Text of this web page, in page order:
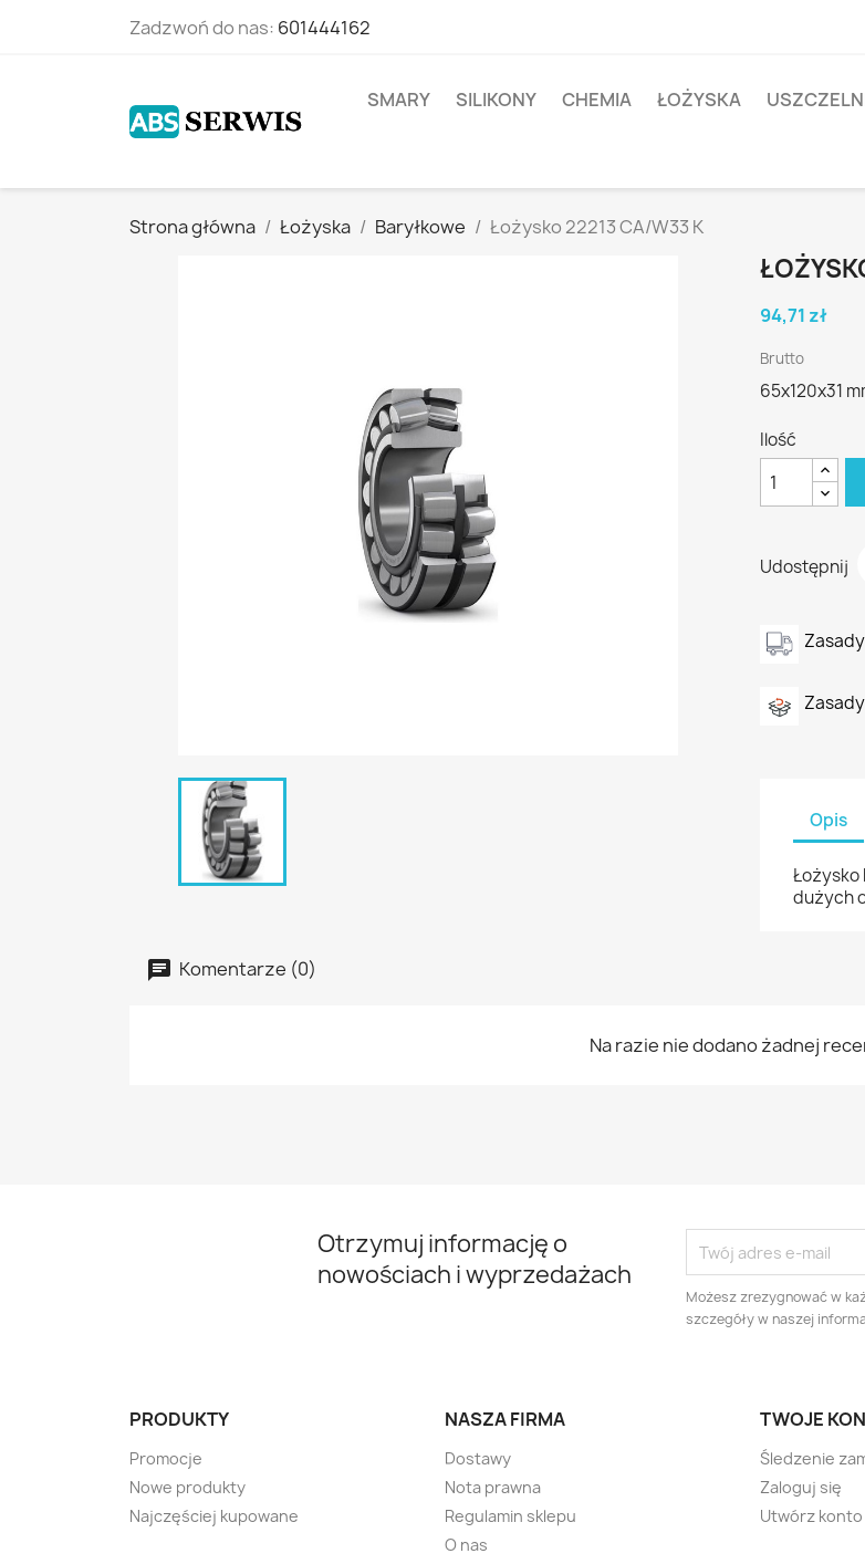
Zadzwoń do nas: 601444162
SMARY SILIKONY CHEMIA ŁOŻYSKA
Strona główna Łożyska Baryłkowe Łożysko 22213 CA/W33 K
94,71 zł
Brutto
65x120x31
Ilość
Udostępnij
Opis
Łożysko
dużych
Komentarze (0)
Na razie nie dodano żadnej
Otrzymuj informację o
nowościach i wyprzedażach
Możesz zrezygnować w
szczegóły w naszej
PRODUKTY
Promocje
Nowe produkty
Najczęściej kupowane
NASZA FIRMA
Dostawy
Nota prawna
Regulamin sklepu
O nas
TWOJE
Śledzenie
Zaloguj się
Utwórz konto